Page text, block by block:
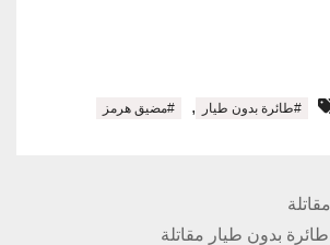
#طائرة بدون طيار , #مضيق هرمز
طائرة بدون طيار مقاتلة